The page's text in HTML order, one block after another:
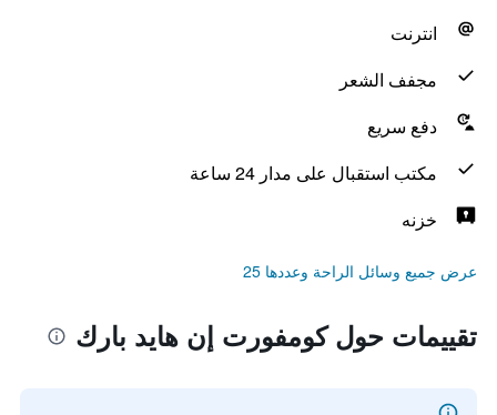
انترنت
مجفف الشعر
دفع سريع
مكتب استقبال على مدار 24 ساعة
خزنه
عرض جميع وسائل الراحة وعددها 25
تقييمات حول كومفورت إن هايد بارك